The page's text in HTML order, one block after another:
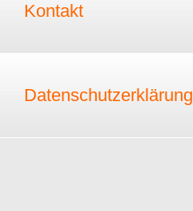
Kontakt
Datenschutzerklärung